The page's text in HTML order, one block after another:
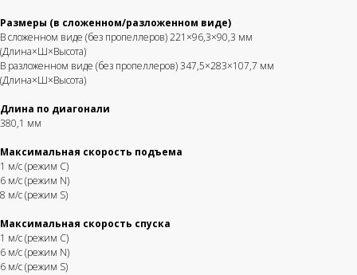
Размеры (в сложенном/разложенном виде)
В сложенном виде (без пропеллеров) 221×96,3×90,3 мм
(Длина×Ш×Высота)
В разложенном виде (без пропеллеров) 347,5×283×107,7 мм
(Длина×Ш×Высота)
Длина по диагонали
380,1 мм
Максимальная скорость подъема
1 м/с (режим C)
6 м/с (режим N)
8 м/с (режим S)
Максимальная скорость спуска
1 м/с (режим C)
6 м/с (режим N)
6 м/с (режим S)